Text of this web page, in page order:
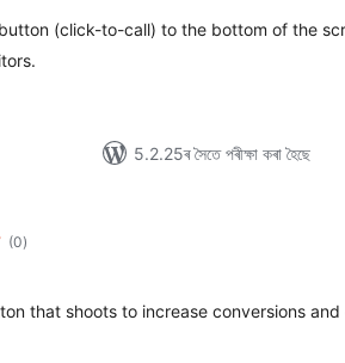
(click-to-call) to the bottom of the
5.2.25ৰ সৈতে পৰীক্ষা কৰা হৈছে
(0টা
মুঠ)
that shoots to increase conversions and